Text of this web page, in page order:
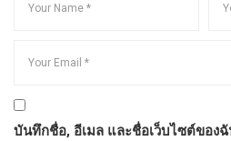
บันทึกชื่อ, อีเมล และชื่อเว็บไซต์ของ